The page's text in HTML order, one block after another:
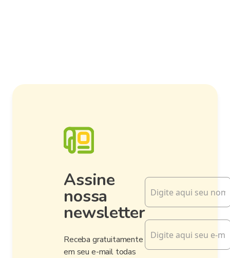
Assine
nossa
newsletter
Receba gratuitamente
em seu e-mail todas